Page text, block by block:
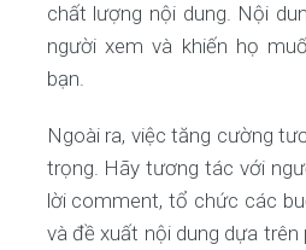
chất lượng nội dung. Nội
người xem và khiến họ
bạn.
Ngoài ra, việc tăng cường
trọng. Hãy tương tác với
lời comment, tổ chức các
và đề xuất nội dung dựa trên